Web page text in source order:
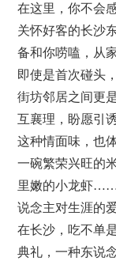
在这里，你不会
关怀好客的长沙
备和你唠嗑，从
即使是首次碰头
街坊邻居之间更
互襄理，盼愿引诱
这种情面味，也
一碗繁荣兴旺的
里嫩的小龙虾……
说念主对生涯的
在长沙，吃不单
典礼，一种东说